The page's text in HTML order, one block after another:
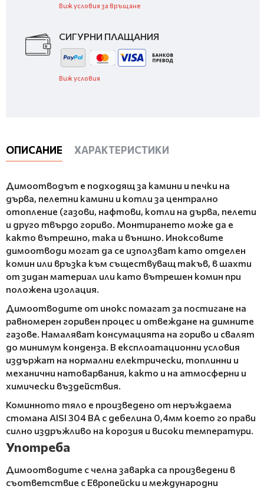
Виж условия за връщане
СИГУРНИ ПЛАЩАНИЯ
Виж условия
ОПИСАНИЕ ХАРАКТЕРИСТИКИ
Димоотводът е подходящ за камини и печки на
дърва, пелетни камини и котли за централно
отопление (газови, нафтови, котли на дърва, пелети
и друго твърдо гориво. Монтирането може да е
както вътрешно, така и външно. Иноксовите
димоотводи могат да се използват като отделен
комин или връзка към съществуващ такъв, в шахти
от зидан материал или като вътрешен комин при
положена изолация.
Димоотводите от инокс помагат за постигане на
равномерен горивен процес и отвеждане на димните
газове. Намаляват консумацията на гориво и свалят
до минимум конденза. В експлоатационни условия
издържат на нормални електрически, топлинни и
механични натоварвания, както и на атмосферни и
химически въздействия.
Коминното тяло е произведено от неръждаема
стомана AISI 304 BA с дебелина 0,4мм което го прави
силно издръжливо на корозия и високи температури.
Употреба
Димоотводите с челна заварка са произведени в
съответствие с Европейски и международни